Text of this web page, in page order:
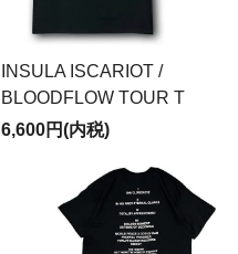
INSULA ISCARIOT /
BLOODFLOW TOUR T
6,600円(内税)